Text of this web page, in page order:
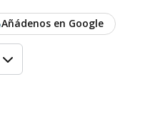
Añádenos en Google